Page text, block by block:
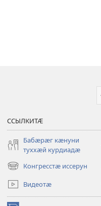
ССЫЛКИТӔ
Бабӕрӕг кӕнуни
туххӕй курдиадӕ
Конгресстӕ иссерун
(opens
new
window)
Видеотӕ